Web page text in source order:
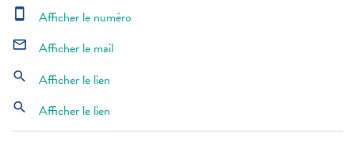
smartphone Afficher le numéro
mail_outline Afficher le mail
search Afficher le lien
search Afficher le lien